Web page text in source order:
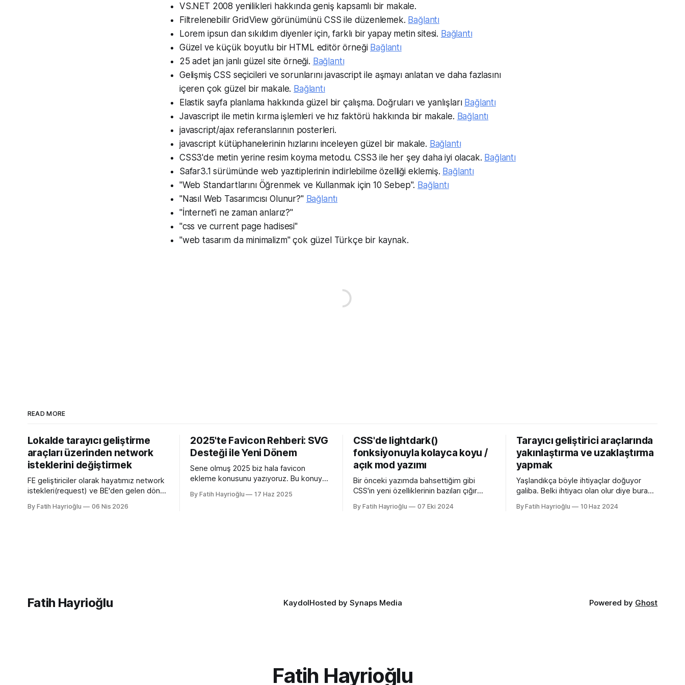
VS.NET 2008 yenilikleri hakkında geniş kapsamlı bir makale.
Filtrelenebilir GridView görünümünü CSS ile düzenlemek. Bağlantı
Lorem ipsun dan sıkıldım diyenler için, farklı bir yapay metin sitesi. Bağlantı
Güzel ve küçük boyutlu bir HTML editör örneği Bağlantı
25 adet jan janlı güzel site örneği. Bağlantı
Gelişmiş CSS seçicileri ve sorunlarını javascript ile aşmayı anlatan ve daha fazlasını
içeren çok güzel bir makale. Bağlantı
Elastik sayfa planlama hakkında güzel bir çalışma. Doğruları ve yanlışları Bağlantı
Javascript ile metin kırma işlemleri ve hız faktörü hakkında bir makale. Bağlantı
javascript/ajax referanslarının posterleri.
javascript kütüphanelerinin hızlarını inceleyen güzel bir makale. Bağlantı
CSS3'de metin yerine resim koyma metodu. CSS3 ile her şey daha iyi olacak. Bağlantı
Safar3.1 sürümünde web yazıtiplerinin indirlebilme özelliği eklemiş. Bağlantı
"Web Standartlarını Öğrenmek ve Kullanmak için 10 Sebep". Bağlantı
"Nasıl Web Tasarımcısı Olunur?" Bağlantı
"İnternet’i ne zaman anlarız?"
"css ve current page hadisesi"
"web tasarım da minimalizm" çok güzel Türkçe bir kaynak.
READ MORE
Lokalde tarayıcı geliştirme
araçları üzerinden network
isteklerini değiştirmek
FE geliştiriciler olarak hayatımız network
istekleri(request) ve BE'den gelen dönen
bilgisayarımızda çalışırken bu istekleri
By Fatih Hayrioğlu 06 Nis 2026
2025'te Favicon Rehberi: SVG
Desteği ile Yeni Dönem
Sene olmuş 2025 biz hala favicon
ekleme konusunu yazıyoruz. Bu konuyu
sürümü olan 26 ile birlikte SVG favicon
By Fatih Hayrioğlu 17 Haz 2025
CSS'de lightdark()
fonksiyonuyla kolayca koyu /
açık mod yazımı
Bir önceki yazımda bahsettiğim gibi
CSS'in yeni özelliklerinin bazıları çığır
deneyimini iyileştirme yönünde özellikler
By Fatih Hayrioğlu 07 Eki 2024
Tarayıcı geliştirici araçlarında
yakınlaştırma ve uzaklaştırma
yapmak
Yaşlandıkça böyle ihtiyaçlar doğuyor
galiba. Belki ihtiyacı olan olur diye buraya
araçlarda başlangıçtaki görünüm küçük
By Fatih Hayrioğlu 10 Haz 2024
Fatih Hayrioğlu KaydolHosted by Synaps Media Powered by Ghost
Fatih Hayrioğlu